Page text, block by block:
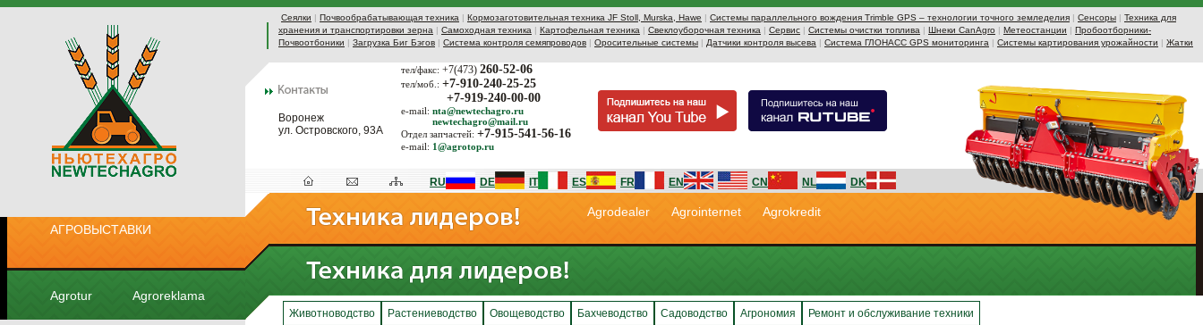
Сеялки | Почвообрабатывающая техника | Кормозаготовительная техника JF Stoll, Murska, Hawe | Системы параллельного вождения Trimble GPS – технологии точного земледелия | Сенсоры | Техника для
хранения и транспортировки зерна | Самоходная техника | Картофельная техника | Свеклоуборочная техника | Сервис | Системы очистки топлива | Шнеки CanAgro | Метеостанции | Пробоотборники-
Почвоотбоники | Загрузка Биг Бэгов | Система контроля семяпроводов | Оросительные системы | Датчики контроля высева | Система ГЛОНАСС GPS мониторинга | Системы картирования урожайности | Жатки
Воронеж
ул. Островского, 93А
тел/факс: +7(473) 260-52-06
тел/моб.: +7-910-240-25-25
+7-919-240-00-00
e-mail: nta@newtechagro.ru
newtechagro@mail.ru
Отдел запчастей: +7-915-541-56-16
e-mail: 1@agrotop.ru
АГРОВЫСТАВКИ
Agrotur Agroreklama
RU DE IT ES FR EN CN NL DK
Agrodealer Agrointernet Agrokredit
Животноводство Растениеводство Овощеводство Бахчеводство Садоводство Агрономия Ремонт и обслуживание техники